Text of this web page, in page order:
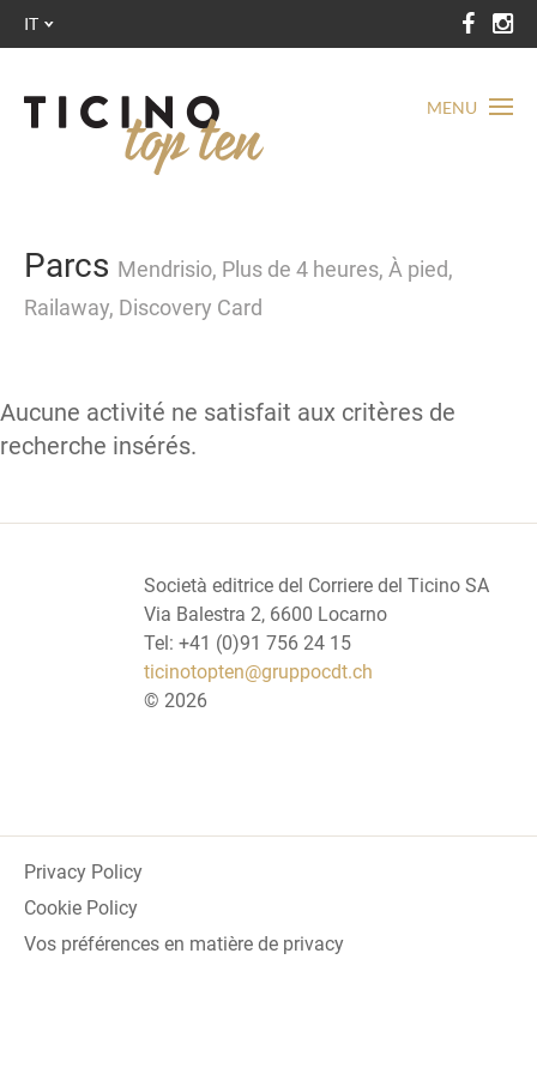
MENU
IT
Parcs Mendrisio, Plus de 4 heures, À pied,
Railaway, Discovery Card
Aucune activité ne satisfait aux critères de
recherche insérés.
Società editrice del Corriere del Ticino SA
Via Balestra 2, 6600 Locarno
Tel: +41 (0)91 756 24 15
ticinotopten@gruppocdt.ch
© 2026
Privacy Policy
Cookie Policy
Vos préférences en matière de privacy